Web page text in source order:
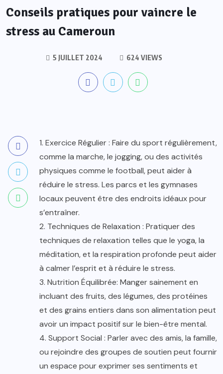
Conseils pratiques pour vaincre le
stress au Cameroun
5 JUILLET 2024 624 VIEWS
1. Exercice Régulier : Faire du sport régulièrement,
comme la marche, le jogging, ou des activités
physiques comme le football, peut aider à
réduire le stress. Les parcs et les gymnases
locaux peuvent être des endroits idéaux pour
s’entraîner.
2. Techniques de Relaxation : Pratiquer des
techniques de relaxation telles que le yoga, la
méditation, et la respiration profonde peut aider
à calmer l’esprit et à réduire le stress.
3. Nutrition Équilibrée: Manger sainement en
incluant des fruits, des légumes, des protéines
et des grains entiers dans son alimentation peut
avoir un impact positif sur le bien-être mental.
4. Support Social : Parler avec des amis, la famille,
ou rejoindre des groupes de soutien peut fournir
un espace pour exprimer ses sentiments et